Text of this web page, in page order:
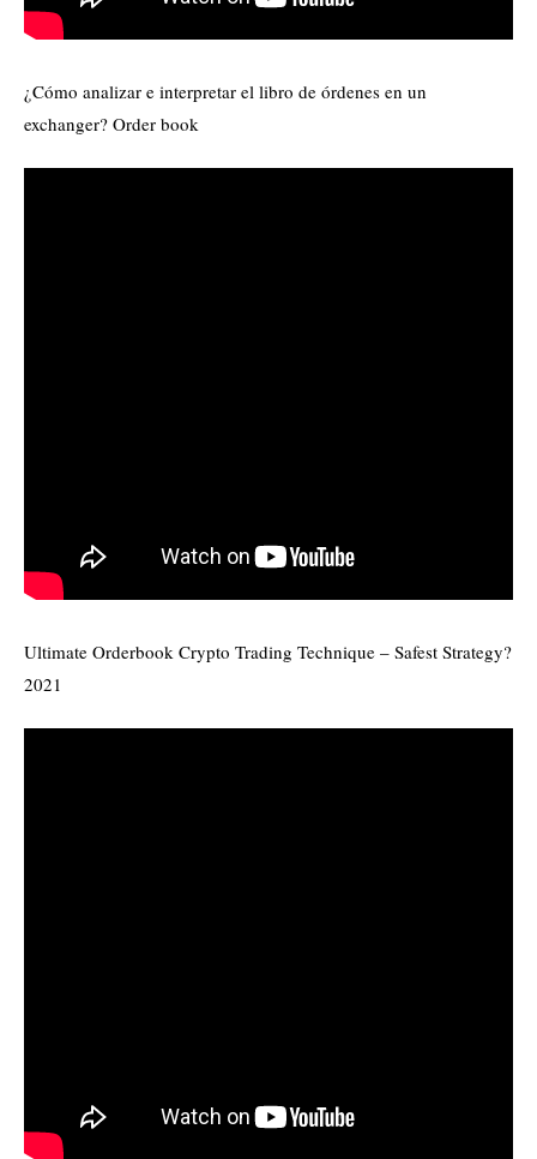
¿Cómo analizar e interpretar el libro de órdenes en un
exchanger? Order book
Ultimate Orderbook Crypto Trading Technique – Safest Strategy?
2021